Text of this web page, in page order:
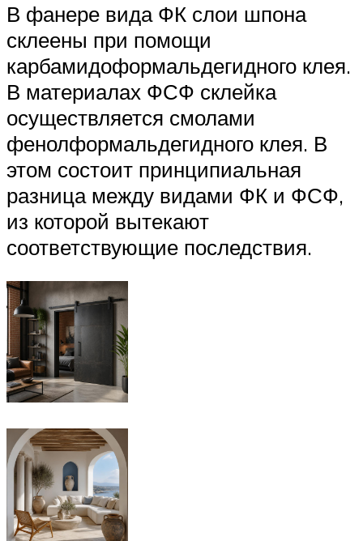
В фанере вида ФК слои шпона
склеены при помощи
карбамидоформальдегидного клея.
В материалах ФСФ склейка
осуществляется смолами
фенолформальдегидного клея. В
этом состоит принципиальная
разница между видами ФК и ФСФ,
из которой вытекают
соответствующие последствия.